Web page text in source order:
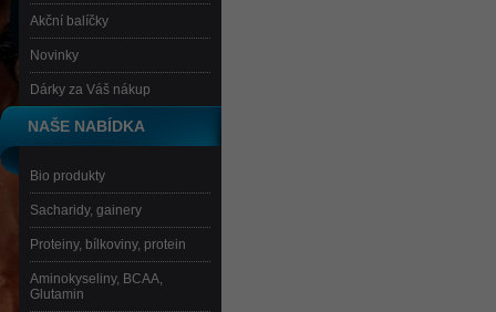
Akční balíčky
Novinky
Dárky za Váš nákup
NAŠE NABÍDKA
Bio produkty
Sacharidy, gainery
Proteiny, bílkoviny, protein
Aminokyseliny, BCAA,
Glutamin